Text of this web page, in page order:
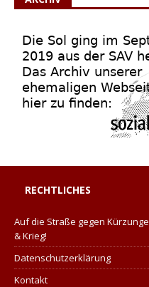
RECHTLICHES
Auf die Straße gegen
& Krieg!
Datenschutzerklärung
Kontakt